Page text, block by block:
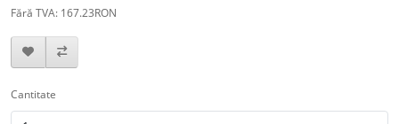
Fără TVA: 167.23RON
Cantitate